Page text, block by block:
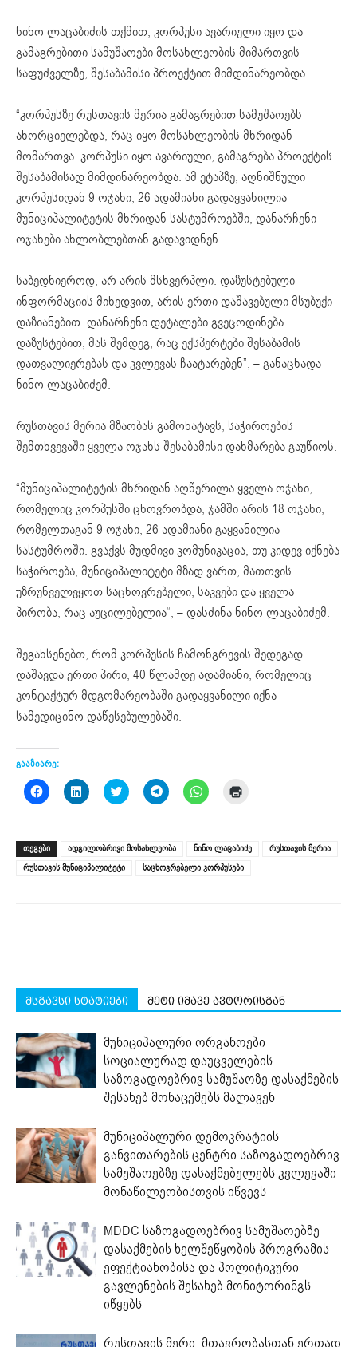
ნინო ლაცაბიძის თქმით, კორპუსი ავარიული იყო და
გამაგრებითი სამუშაოები მოსახლეობის მიმართვის
საფუძველზე, შესაბამისი პროექტით მიმდინარეობდა.
“კორპუსზე რუსთავის მერია გამაგრებით სამუშაოებს
ახორციელებდა, რაც იყო მოსახლეობის მხრიდან
მომართვა. კორპუსი იყო ავარიული, გამაგრება პროექტის
შესაბამისად მიმდინარეობდა. ამ ეტაპზე, აღნიშნული
კორპუსიდან 9 ოჯახი, 26 ადამიანი გადაყვანილია
მუნიციპალიტეტის მხრიდან სასტუმროებში, დანარჩენი
ოჯახები ახლობლებთან გადავიდნენ.
საბედნიეროდ, არ არის მსხვერპლი. დაზუსტებული
ინფორმაციის მიხედვით, არის ერთი დაშავებული მსუბუქი
დაზიანებით. დანარჩენი დეტალები გვეცოდინება
დაზუსტებით, მას შემდეგ, რაც ექსპერტები შესაბამის
დათვალიერებას და კვლევას ჩაატარებენ”, – განაცხადა
ნინო ლაცაბიძემ.
რუსთავის მერია მზაობას გამოხატავს, საჭიროების
შემთხვევაში ყველა ოჯახს შესაბამისი დახმარება გაუწიოს.
“მუნიციპალიტეტის მხრიდან აღწერილა ყველა ოჯახი,
რომელიც კორპუსში ცხოვრობდა, ჯამში არის 18 ოჯახი,
რომელთაგან 9 ოჯახი, 26 ადამიანი გაყვანილია
სასტუმროში. გვაქვს მუდმივი კომუნიკაცია, თუ კიდევ იქნება
საჭიროება, მუნიციპალიტეტი მზად ვართ, მათთვის
უზრუნველვყოთ საცხოვრებელი, საკვები და ყველა
პირობა, რაც აუცილებელია“, – დასძინა ნინო ლაცაბიძემ.
შეგახსენებთ, რომ კორპუსის ჩამონგრევის შედეგად
დაშავდა ერთი პირი, 40 წლამდე ადამიანი, რომელიც
კონტაქტურ მდგომარეობაში გადაყვანილი იქნა
სამედიცინო დაწესებულებაში.
გააზიარე:
Click
to
(Opens
in
new
window)
Click
to
(Opens
in
new
window)
Click
to
(Opens
in
new
window)
Click
to
(Opens
in
new
window)
Click
to
(Opens
in
new
window)
new
window)
ᲗᲔᲒᲔᲑᲘ ადგილობრივი მოსახლეობა ნინო ლაცაბიძე
რუსთავის მერია
რუსთავის მუნიციპალიტეტი
საცხოვრებელი კორპუსები
მსგავსი სტატიები მეტი იმავე ავტორისგან
მუნიციპალური ორგანოები
სოციალურად დაუცველების
საზოგადოებრივ სამუშაოზე დასაქმების
შესახებ მონაცემებს მალავენ
მუნიციპალური დემოკრატიის
განვითარების ცენტრი საზოგადოებრივ
სამუშაოებზე დასაქმებულებს კვლევაში
მონაწილეობისთვის იწვევს
MDDC საზოგადოებრივ სამუშაოებზე
დასაქმების ხელშეწყობის პროგრამის
ეფექტიანობისა და პოლიტიკური
გავლენების შესახებ მონიტორინგს
იწყებს
რუსთავის მერი: მთავრობასთან ერთად